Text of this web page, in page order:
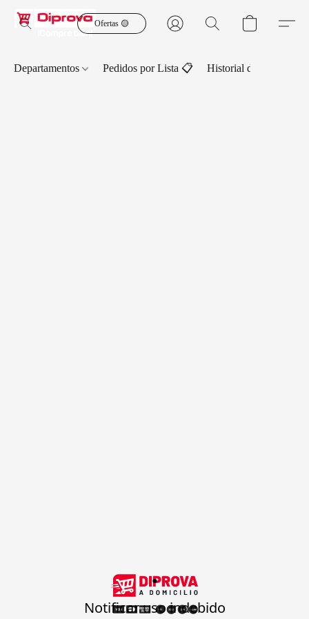
Ofertas 🟡
Departamentos Pedidos por Lista 📋 Historial de Pedidos
.
Notificar uso indebido